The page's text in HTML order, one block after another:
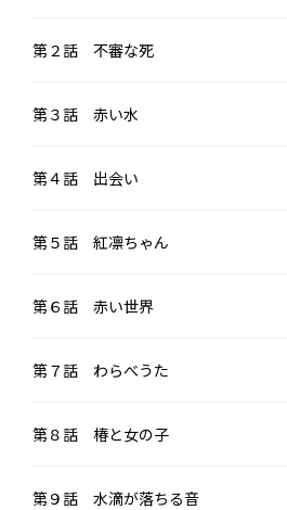
第２話 不審な死
第３話 赤い水
第４話 出会い
第５話 紅凛ちゃん
第６話 赤い世界
第７話 わらべうた
第８話 椿と女の子
第９話 水滴が落ちる音